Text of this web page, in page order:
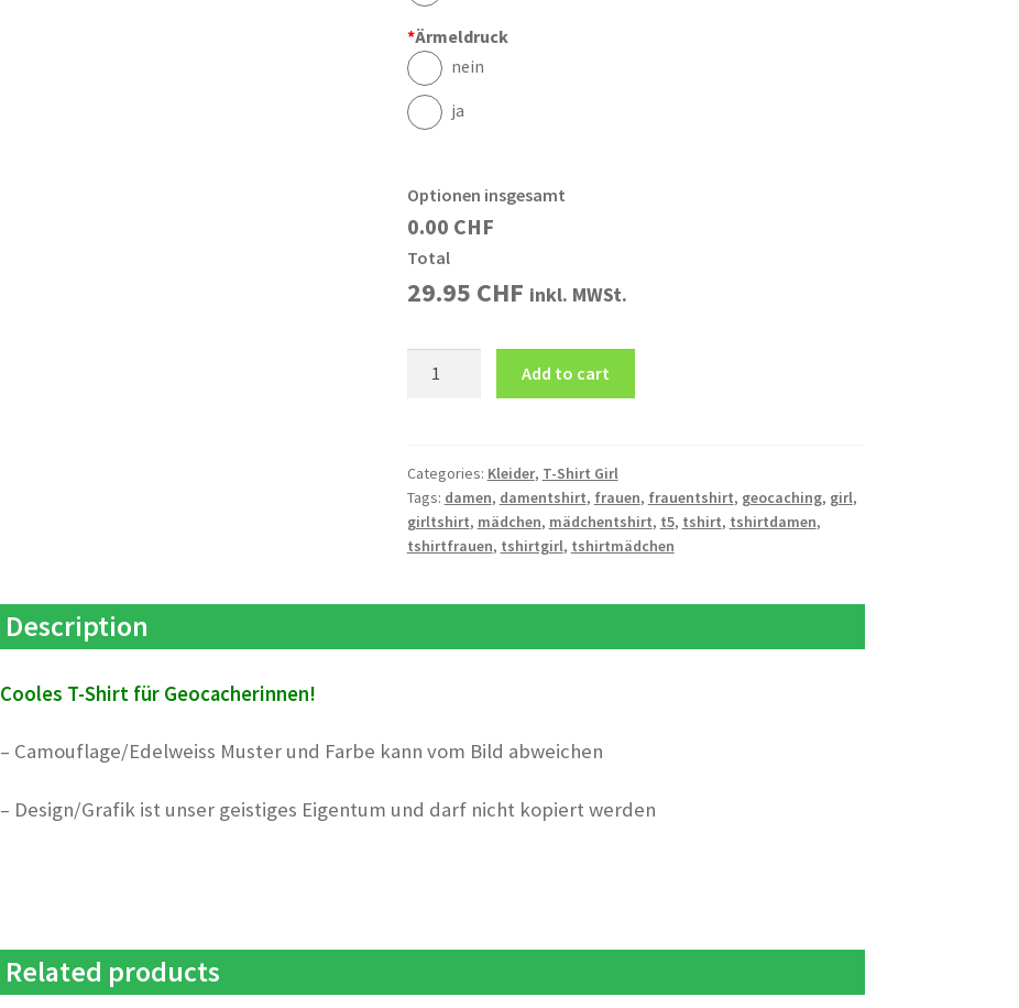
*Ärmeldruck
nein
ja
Optionen insgesamt
0.00 CHF
Total
29.95 CHF inkl. MWSt.
quantity
Add to cart
Categories: Kleider, T-Shirt Girl
Tags: damen, damentshirt, frauen, frauentshirt, geocaching, girl,
girltshirt, mädchen, mädchentshirt, t5, tshirt, tshirtdamen,
tshirtfrauen, tshirtgirl, tshirtmädchen
Description
Cooles T-Shirt für Geocacherinnen!
– Camouflage/Edelweiss Muster und Farbe kann vom Bild abweichen
– Design/Grafik ist unser geistiges Eigentum und darf nicht kopiert werden
Related products